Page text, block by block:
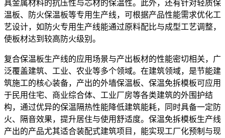
具金属材料的抗压性与芯材的保温性。此外，还有针对轻质保
温板、防火保温板等专用生产线，可根据产品性能需求优化工
艺设计，如防火专用生产线能通过原料配比与成型工艺调整，
使板材达到较高防火级别。
复合保温板生产线的应用场景与产出板材的性能密切相关，广
泛覆盖建筑、工业、农业等多个领域。在建筑领域，是节能建
筑施工的核心装备，产出的外墙保温板、保温免拆模板可应用
于民用住宅、商业综合体、工业厂房等各类建筑的外围护结
构，通过优异的保温隔热性能降低建筑能耗，同时具备一定防
火、隔音效果，提升居住与使用舒适度。保温免拆模板生产线
产出的产品尤其适合装配式建筑项目，能实现工厂化预制与现